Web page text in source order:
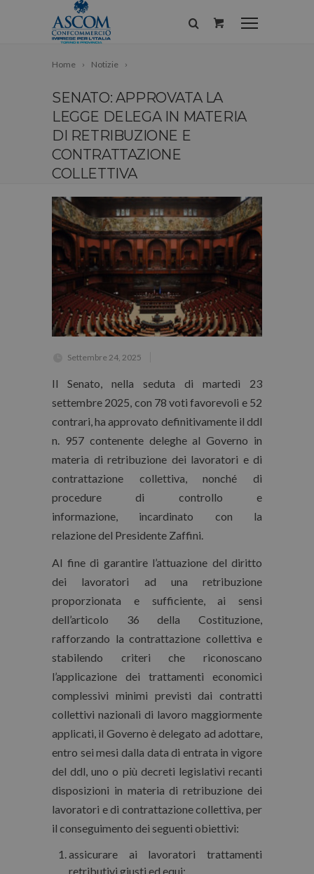
Home Notizie
SENATO: APPROVATA LA
LEGGE DELEGA IN MATERIA
DI RETRIBUZIONE E
CONTRATTAZIONE
COLLETTIVA
Settembre 24, 2025
Il Senato, nella seduta di martedì 23
settembre 2025, con 78 voti favorevoli e 52
contrari, ha approvato definitivamente il ddl
n. 957 contenente deleghe al Governo in
materia di retribuzione dei lavoratori e di
contrattazione collettiva, nonché di
procedure di controllo e
informazione, incardinato con la
relazione del Presidente Zaffini.
Al fine di garantire l’attuazione del diritto
dei lavoratori ad una retribuzione
proporzionata e sufficiente, ai sensi
dell’articolo 36 della Costituzione,
rafforzando la contrattazione collettiva e
stabilendo criteri che riconoscano
l’applicazione dei trattamenti economici
complessivi minimi previsti dai contratti
collettivi nazionali di lavoro maggiormente
applicati, il Governo è delegato ad adottare,
entro sei mesi dalla data di entrata in vigore
del ddl, uno o più decreti legislativi recanti
disposizioni in materia di retribuzione dei
lavoratori e di contrattazione collettiva, per
il conseguimento dei seguenti obiettivi:
assicurare ai lavoratori trattamenti
retributivi giusti ed equi;